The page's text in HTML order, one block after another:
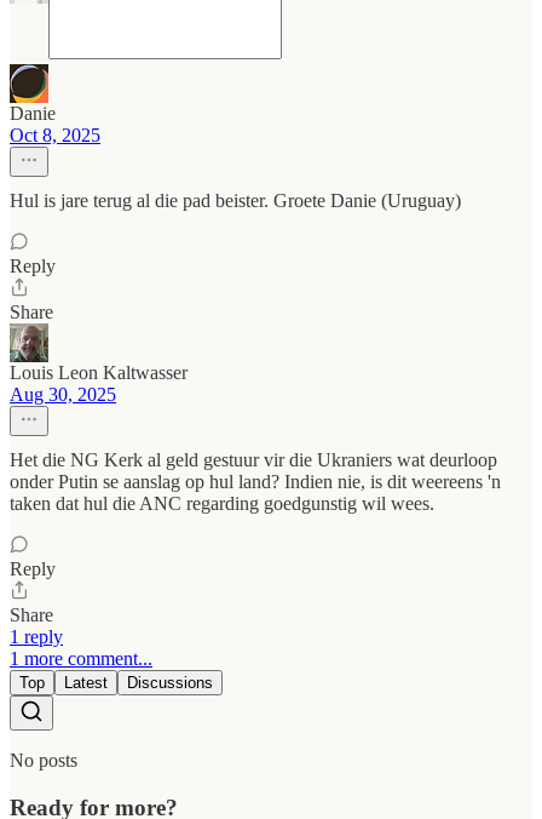
Danie
Oct 8, 2025
Hul is jare terug al die pad beister. Groete Danie (Uruguay)
Reply
Share
Louis Leon Kaltwasser
Aug 30, 2025
Het die NG Kerk al geld gestuur vir die Ukraniers wat deurloop
onder Putin se aanslag op hul land? Indien nie, is dit weereens 'n
taken dat hul die ANC regarding goedgunstig wil wees.
Reply
Share
1 reply
1 more comment...
Top Latest Discussions
No posts
Ready for more?